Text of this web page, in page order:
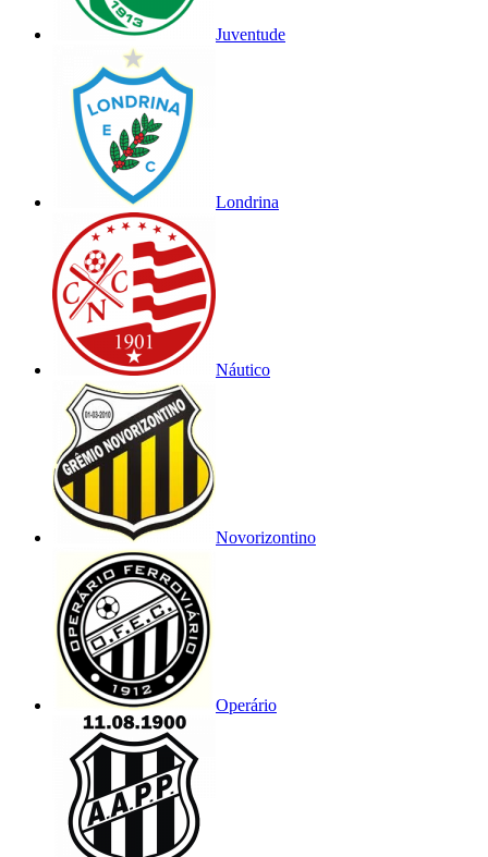
Juventude
Londrina
Náutico
Novorizontino
Operário